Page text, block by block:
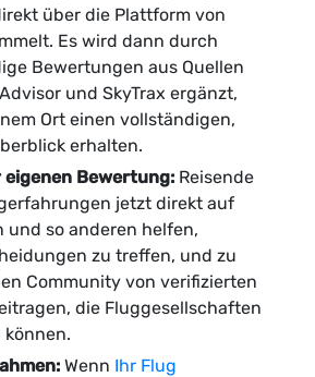
über die Plattform von
Es wird dann durch
Bewertungen aus Quellen
und SkyTrax ergänzt,
Ort einen vollständigen,
erhalten.
Bewertung: Reisende
jetzt direkt auf
und so anderen helfen,
zu treffen, und zu
Community von verifizierten
die Fluggesellschaften
Wenn Ihr Flug